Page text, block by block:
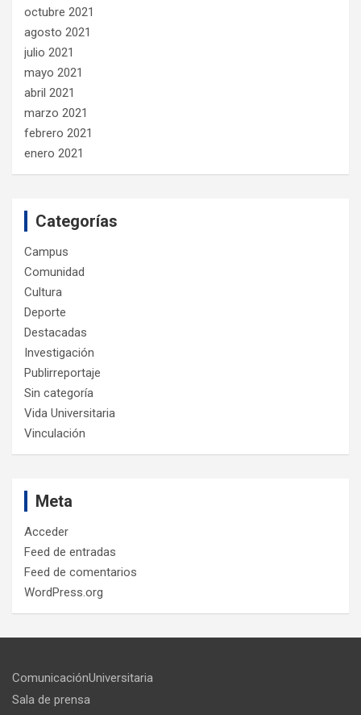
octubre 2021
agosto 2021
julio 2021
mayo 2021
abril 2021
marzo 2021
febrero 2021
enero 2021
Categorías
Campus
Comunidad
Cultura
Deporte
Destacadas
Investigación
Publirreportaje
Sin categoría
Vida Universitaria
Vinculación
Meta
Acceder
Feed de entradas
Feed de comentarios
WordPress.org
ComunicaciónUniversitaria
Sala de prensa